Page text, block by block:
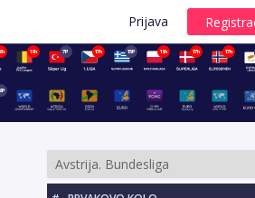
Prijava
19h 7P 17h 15P 19h 17h 17h